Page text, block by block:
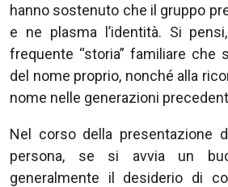
hanno sostenuto che il gruppo
e ne plasma l’identità. Si
frequente “storia” familiare che
del nome proprio, nonché alla
nome nelle generazioni
Nel corso della presentazione
persona, se si avvia un
generalmente il desiderio di